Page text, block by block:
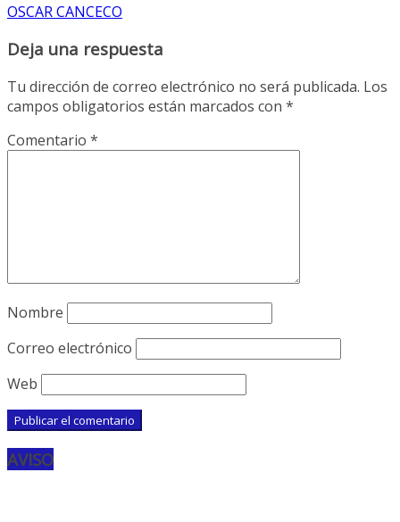
OSCAR CANCECO
Deja una respuesta
Tu dirección de correo electrónico no será publicada. Los
campos obligatorios están marcados con *
Comentario *
Nombre
Correo electrónico
Web
AVISO